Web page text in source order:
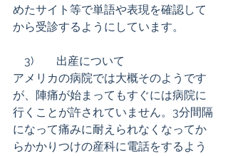
めたサイト等で単語や表現を確認して
から受診するようにしています。
3)        出産について
アメリカの病院では大概そのようです
が、陣痛が始まってもすぐには病院に
行くことが許されていません。3分間隔
になって痛みに耐えられなくなってか
らかかりつけの産科に電話をするよう